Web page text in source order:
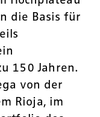
die Basis für
150 Jahren.
von der
Rioja, im